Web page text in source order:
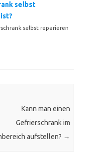
selbst
selbst reparieren
Kann man einen
Gefrierschrank im
aufstellen? →